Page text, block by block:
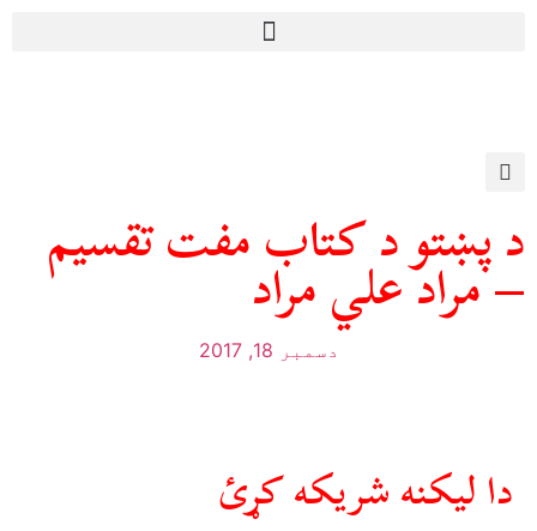
د پښتو د کتاب مفت تقسيم
– مراد علي مراد
دسمبر 18, 2017
دا ليکنه شريکه کړئ